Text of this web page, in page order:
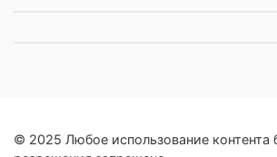
© 2025 Любое использование контента